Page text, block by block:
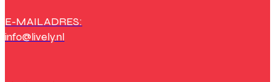
E-MAILADRES:
info@lively.nl